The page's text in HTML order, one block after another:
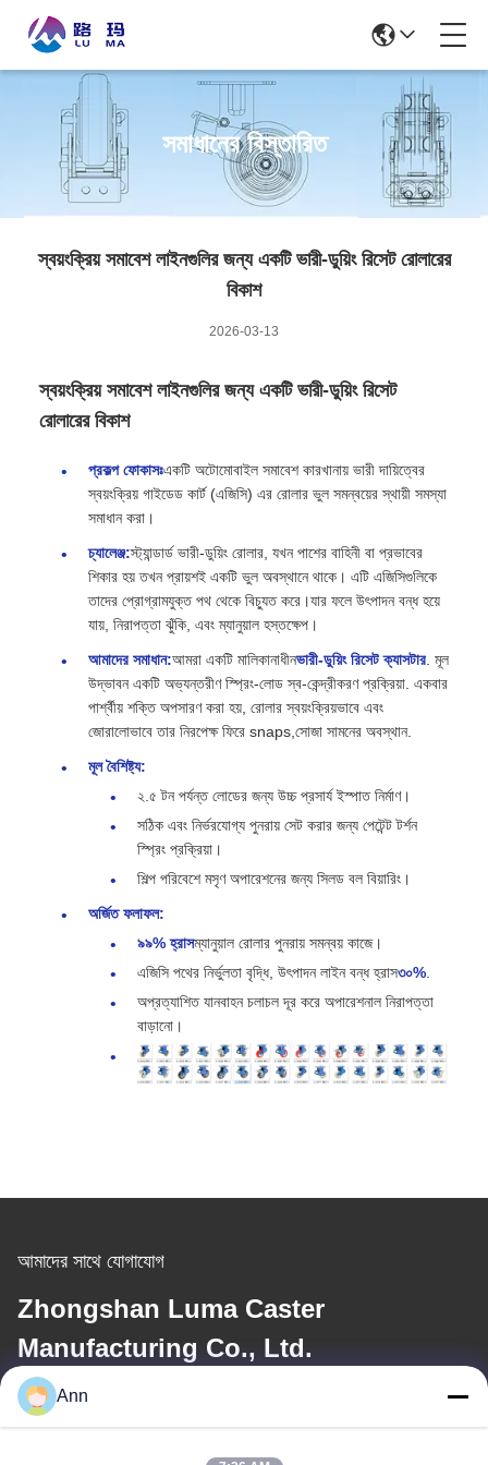
সমাধানের বিস্তারিত
স্বয়ংক্রিয় সমাবেশ লাইনগুলির জন্য একটি ভারী-ডুয়িং রিসেট রোলারের
বিকাশ
2026-03-13
স্বয়ংক্রিয় সমাবেশ লাইনগুলির জন্য একটি ভারী-ডুয়িং রিসেট
রোলারের বিকাশ
প্রকল্প ফোকাসঃএকটি অটোমোবাইল সমাবেশ কারখানায় ভারী দায়িত্বের
স্বয়ংক্রিয় গাইডেড কার্ট (এজিসি) এর রোলার ভুল সমন্বয়ের স্থায়ী সমস্যা
সমাধান করা।
চ্যালেঞ্জ:স্ট্যান্ডার্ড ভারী-ডুয়িং রোলার, যখন পাশের বাহিনী বা প্রভাবের
শিকার হয় তখন প্রায়শই একটি ভুল অবস্থানে থাকে। এটি এজিসিগুলিকে
তাদের প্রোগ্রামযুক্ত পথ থেকে বিচ্যুত করে।যার ফলে উৎপাদন বন্ধ হয়ে
যায়, নিরাপত্তা ঝুঁকি, এবং ম্যানুয়াল হস্তক্ষেপ।
আমাদের সমাধান:আমরা একটি মালিকানাধীনভারী-ডুয়িং রিসেট ক্যাসটার . মূল
উদ্ভাবন একটি অভ্যন্তরীণ স্প্রিং-লোড স্ব-কেন্দ্রীকরণ প্রক্রিয়া. একবার
পার্শ্বীয় শক্তি অপসারণ করা হয়, রোলার স্বয়ংক্রিয়ভাবে এবং
জোরালোভাবে তার নিরপেক্ষ ফিরে snaps,সোজা সামনের অবস্থান.
মূল বৈশিষ্ট্য:
২.৫ টন পর্যন্ত লোডের জন্য উচ্চ প্রসার্য ইস্পাত নির্মাণ।
সঠিক এবং নির্ভরযোগ্য পুনরায় সেট করার জন্য পেটেন্ট টর্শন
স্প্রিং প্রক্রিয়া।
শিল্প পরিবেশে মসৃণ অপারেশনের জন্য সিলড বল বিয়ারিং।
অর্জিত ফলাফল:
৯৯% হ্রাসম্যানুয়াল রোলার পুনরায় সমন্বয় কাজে।
এজিসি পথের নির্ভুলতা বৃদ্ধি, উৎপাদন লাইন বন্ধ হ্রাস৩০%
অপ্রত্যাশিত যানবাহন চলাচল দূর করে অপারেশনাল নিরাপত্তা
বাড়ানো।
আমাদের সাথে যোগাযোগ
Zhongshan Luma Caster
Manufacturing Co., Ltd.
ই-মেইল
Ann